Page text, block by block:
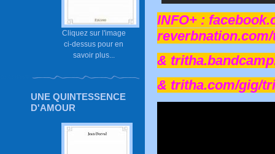
Cliquez sur l'image
ci-dessus pour en
savoir plus...
UNE QUINTESSENCE
D'AMOUR
INFO+ :
&
& tritha.com/gig/